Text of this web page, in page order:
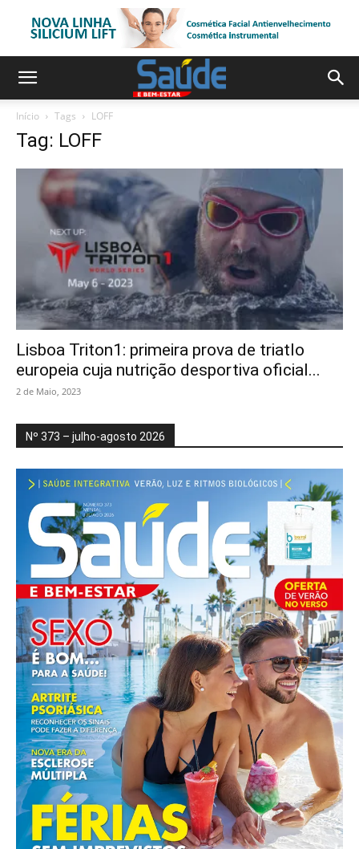
Início Tags LOFF
Tag: LOFF
Lisboa Triton1: primeira prova de triatlo
europeia cuja nutrição desportiva oficial...
2 de Maio, 2023
Nº 373 – julho-agosto 2026